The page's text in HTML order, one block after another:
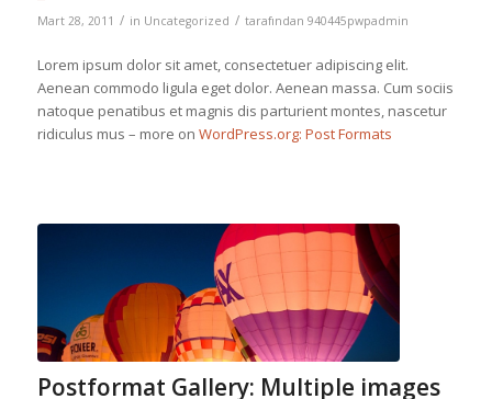
Mart 28, 2011 / in Uncategorized / tarafından 940445pwpadmin
Lorem ipsum dolor sit amet, consectetuer adipiscing elit.
Aenean commodo ligula eget dolor. Aenean massa. Cum sociis
natoque penatibus et magnis dis parturient montes, nascetur
ridiculus mus – more on WordPress.org: Post Formats
Postformat Gallery: Multiple images